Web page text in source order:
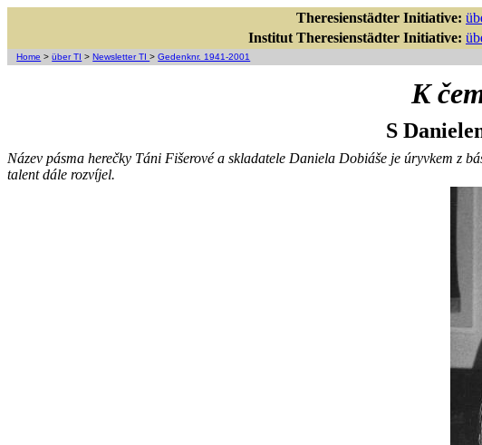
Theresienstädter Initiative:
Institut Theresienstädter Initiative:
Home >über TI >Newsletter TI>Gedenknr. 1941-2001
K
S
Název pásma herečky Táni Fišerové a skladatele Daniela Dobiáše je úryvkem z
talent dále rozvíjel.